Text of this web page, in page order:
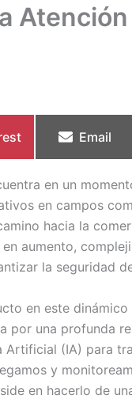
Atención
Compartir
Email
en un
en campos
hacia la
aumento,
la seguridad
en este dinámico
por una profunda
Artificial (IA) para
y
en hacerlo de